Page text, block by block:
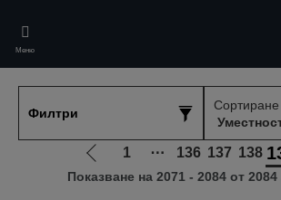
main
content
Меню
Филтри
Отиди
на
1 ⋯ 136 137 138
Показване на 2071 - 2084 от